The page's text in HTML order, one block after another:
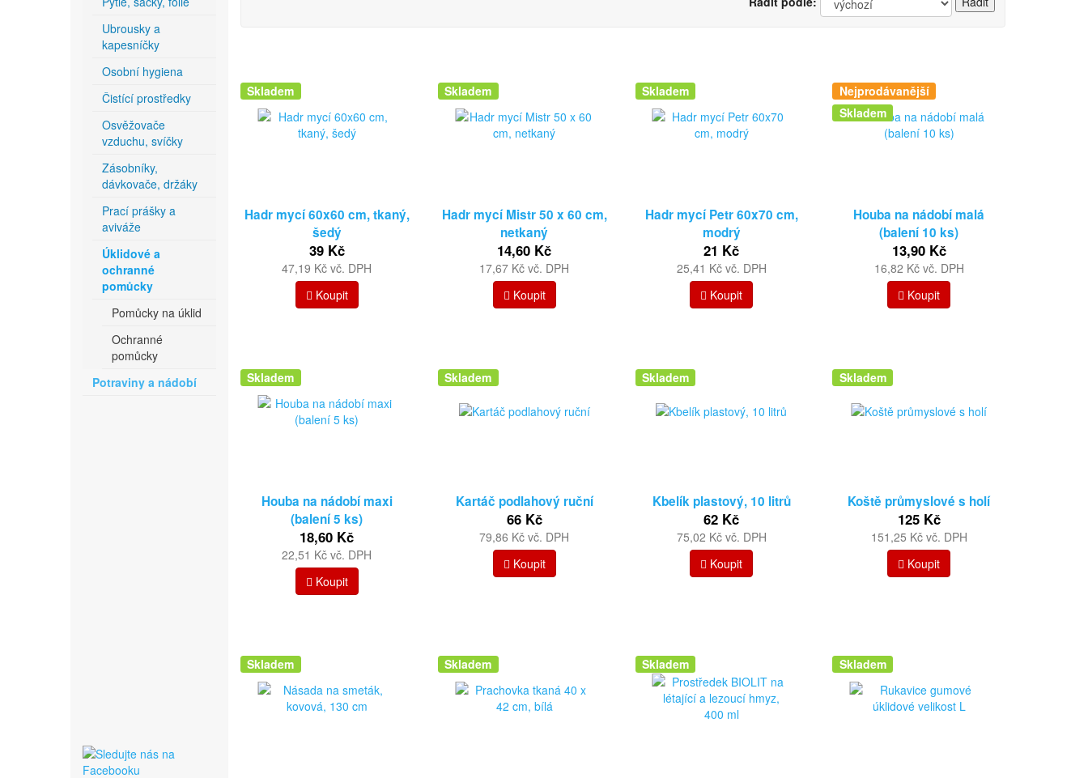
Skladem
Hadr mycí 60x60 cm, tkaný,
šedý
39 Kč
47,19 Kč vč. DPH
Koupit
Skladem
Hadr mycí Mistr 50 x 60 cm,
netkaný
14,60 Kč
17,67 Kč vč. DPH
Koupit
Skladem
Hadr mycí Petr 60x70 cm,
modrý
21 Kč
25,41 Kč vč. DPH
Koupit
Nejprodávanější
Skladem
Houba na nádobí malá
(balení 10 ks)
13,90 Kč
16,82 Kč vč. DPH
Koupit
Skladem
Houba na nádobí maxi
(balení 5 ks)
18,60 Kč
22,51 Kč vč. DPH
Koupit
Skladem
Kartáč podlahový ruční
66 Kč
79,86 Kč vč. DPH
Koupit
Skladem
Kbelík plastový, 10 litrů
62 Kč
75,02 Kč vč. DPH
Koupit
Skladem
Koště průmyslové s holí
125 Kč
151,25 Kč vč. DPH
Koupit
Skladem Skladem Skladem Skladem
Ubrousky a
kapesníčky
Osobní hygiena
Čistící prostředky
Osvěžovače
vzduchu, svíčky
Zásobníky,
dávkovače, držáky
Prací prášky a
aviváže
Úklidové a
ochranné
pomůcky
Pomůcky na úklid
Ochranné
pomůcky
Potraviny a nádobí